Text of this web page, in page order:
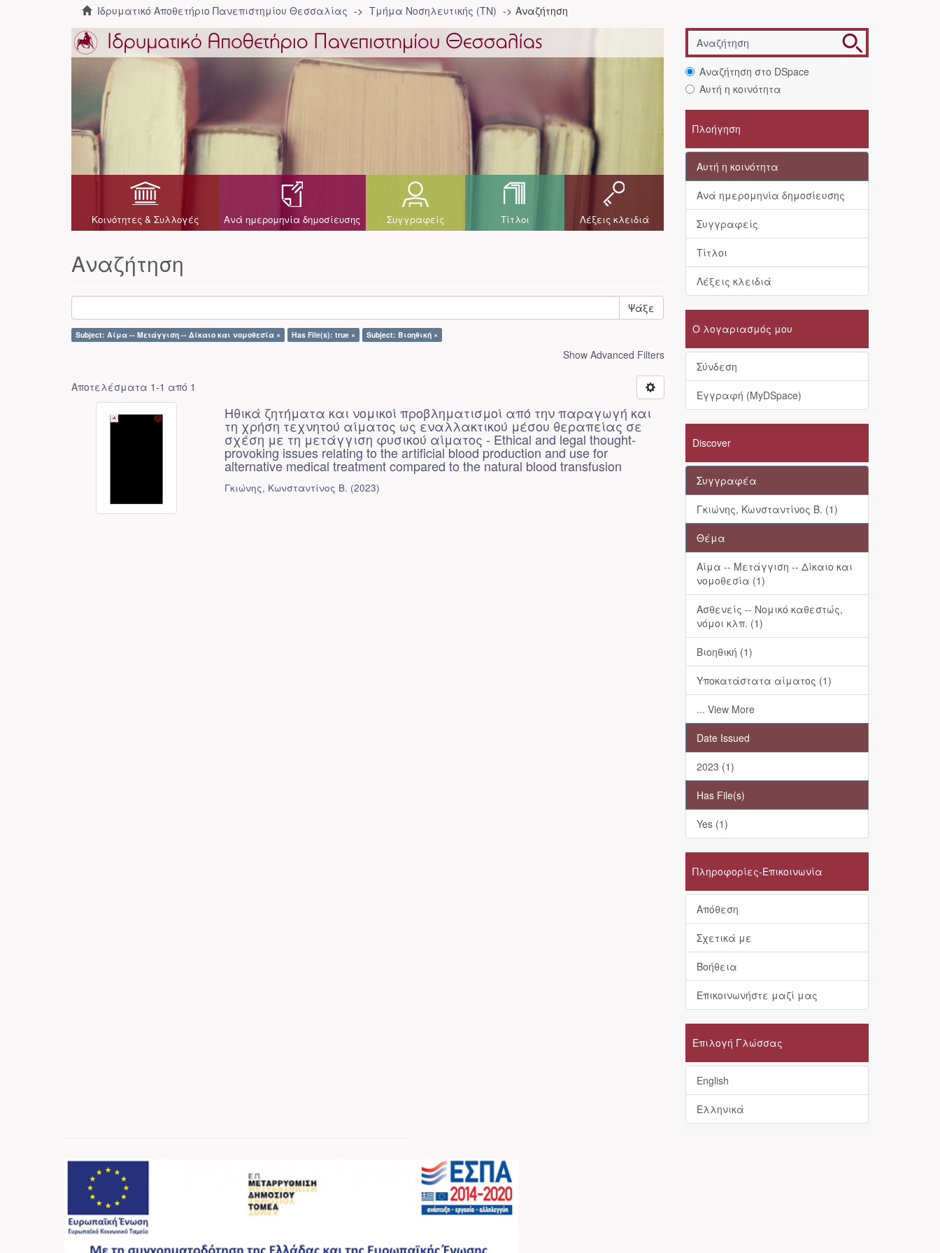
Ιδρυματικό Αποθετήριο Πανεπιστημίου Θεσσαλίας Τμήμα Νοσηλευτικής (ΤΝ) Αναζήτηση
Κοινότητες & Συλλογές Ανά ημερομηνία δημοσίευσης Συγγραφείς Τίτλοι Λέξεις κλειδιά
Αναζήτηση
Ψάξε
Subject: Αίμα -- Μετάγγιση -- Δίκαιο και νομοθεσία × Has File(s): true × Subject: Βιοηθική ×
Show Advanced Filters
Αποτελέσματα 1-1 από 1
Ηθικά ζητήματα και νομικοί προβληματισμοί από την παραγωγή και
τη χρήση τεχνητού αίματος ως εναλλακτικού μέσου θεραπείας σε
σχέση με τη μετάγγιση φυσικού αίματος - Ethical and legal thought-
provoking issues relating to the artificial blood production and use for
alternative medical treatment compared to the natural blood transfusion
Γκιώνης, Κωνσταντίνος Β. (2023)
Αναζήτηση στο DSpace
Αυτή η κοινότητα
Πλοήγηση
Αυτή η κοινότητα
Ανά ημερομηνία δημοσίευσης
Συγγραφείς
Τίτλοι
Λέξεις κλειδιά
Ο λογαριασμός μου
Σύνδεση
Εγγραφή (MyDSpace)
Discover
Συγγραφέα
Γκιώνης, Κωνσταντίνος Β. (1)
Θέμα
Αίμα -- Μετάγγιση -- Δίκαιο και
νομοθεσία (1)
Ασθενείς -- Νομικό καθεστώς,
νόμοι κλπ. (1)
Βιοηθική (1)
Υποκατάστατα αίματος (1)
... View More
Date Issued
2023 (1)
Has File(s)
Yes (1)
Πληροφορίες-Επικοινωνία
Απόθεση
Σχετικά με
Βοήθεια
Επικοινωνήστε μαζί μας
Επιλογή Γλώσσας
English
Ελληνικά